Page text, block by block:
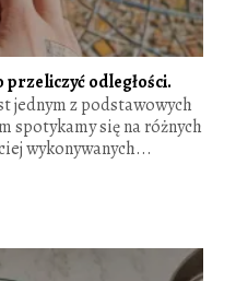
odległości.
jednym z podstawowych
spotykamy się na różnych
wykonywanych...